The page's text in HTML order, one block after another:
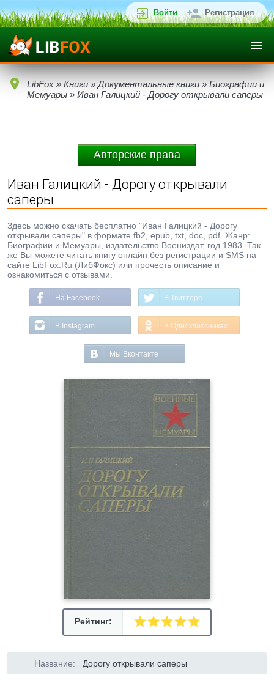
Войти Регистрация
LibFox » Книги » Документальные книги » Биографии и
Мемуары » Иван Галицкий - Дорогу открывали саперы
Авторские права
Иван Галицкий - Дорогу открывали
саперы
Здесь можно скачать бесплатно "Иван Галицкий - Дорогу
открывали саперы" в формате fb2, epub, txt, doc, pdf. Жанр:
Биографии и Мемуары, издательство Воениздат, год 1983. Так
же Вы можете читать книгу онлайн без регистрации и SMS на
сайте LibFox.Ru (ЛибФокс) или прочесть описание и
ознакомиться с отзывами.
На Facebook В Твиттере
В Instagram В Одноклассниках
Мы Вконтакте
Рейтинг:
Название: Дорогу открывали саперы